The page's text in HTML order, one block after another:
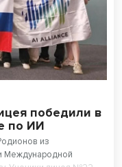
победили в
по ИИ
из
Международной